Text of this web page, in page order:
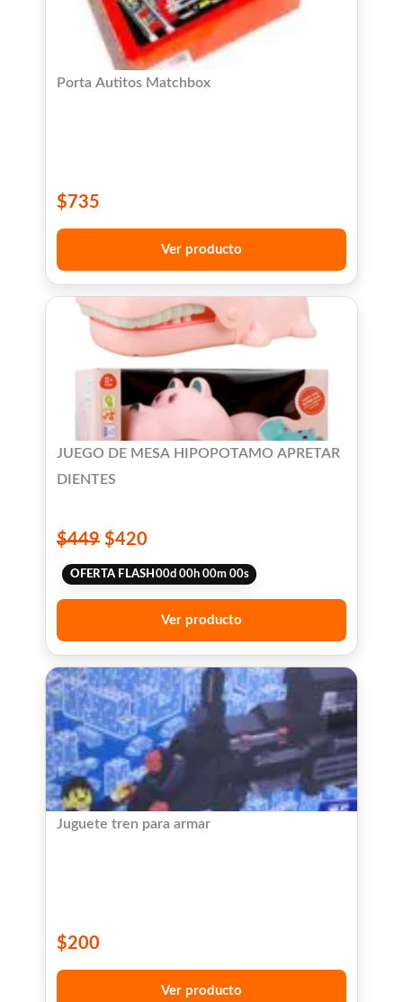
Porta Autitos Matchbox
$735
Ver producto
JUEGO DE MESA HIPOPOTAMO APRETAR
DIENTES
$449 $420
OFERTA FLASH 00d 00h 00m 00s
Ver producto
Juguete tren para armar
$200
Ver producto